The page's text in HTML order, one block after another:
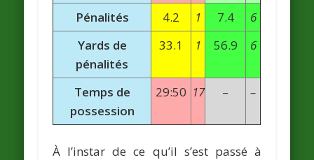
Pénalités
4.2 1 7.4
6
Yards de
pénalités
33.1 1 56.9 6
Temps de
possession
29:50 17 – –
À l’instar de ce qu’il s’est passé à